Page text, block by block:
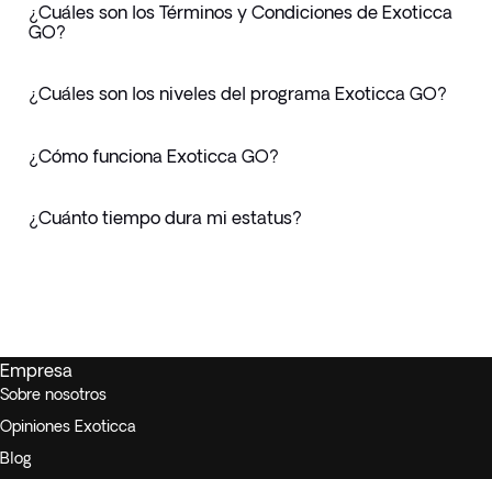
¿Cuáles son los Términos y Condiciones de Exoticca
GO?
¿Cuáles son los niveles del programa Exoticca GO?
¿Cómo funciona Exoticca GO?
¿Cuánto tiempo dura mi estatus?